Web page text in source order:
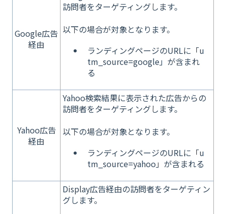
Google広告
経由
訪問者をターゲティングします。
以下の場合が対象となります。
ランディングページのURLに「u
tm_source=google」が含まれ
る
Yahoo広告
経由
Yahoo検索結果に表示された広告からの
訪問者をターゲティングします。
以下の場合が対象となります。
ランディングページのURLに「u
tm_source=yahoo」が含まれる
Display広告経由の訪問者をターゲティン
グします。